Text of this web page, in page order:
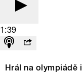
1:39
Hrál na olympiádě